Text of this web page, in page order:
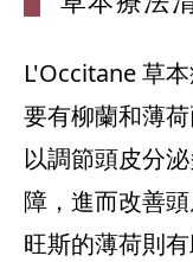
L'Occitane 草
要有柳蘭和薄
以調節頭皮分
障，進而改善
旺斯的薄荷則